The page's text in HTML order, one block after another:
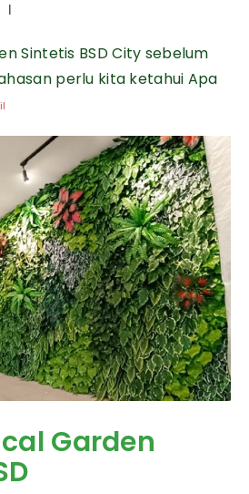
|
Sintetis BSD City sebelum
perlu kita ketahui Apa
Garden